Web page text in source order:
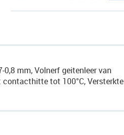
0,8 mm, Volnerf geitenleer van
tot 100°C, Versterkte